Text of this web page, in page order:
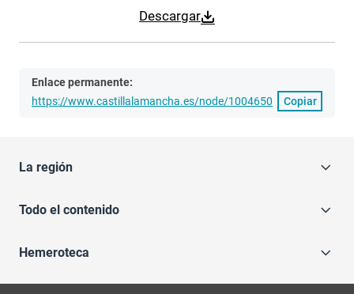
Descargar
Enlace permanente:
https://www.castillalamancha.es/node/1004650
Copiar
La región
Todo el contenido
Hemeroteca